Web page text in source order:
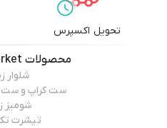
تحویل اکسپرس
محصولات
شلوار
ست کراپ و ست
شومیز
تیشرت